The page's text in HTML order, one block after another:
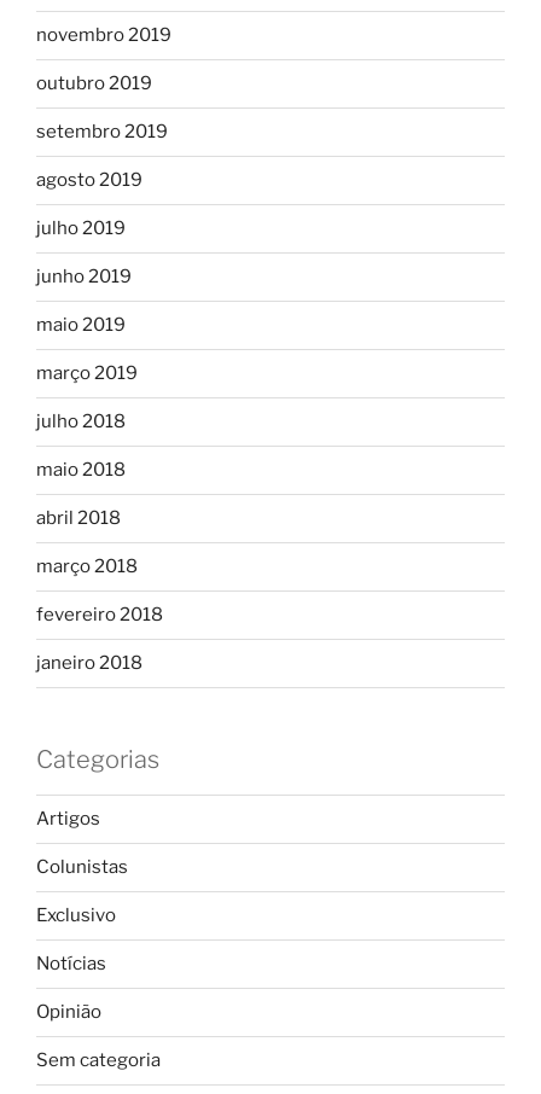
novembro 2019
outubro 2019
setembro 2019
agosto 2019
julho 2019
junho 2019
maio 2019
março 2019
julho 2018
maio 2018
abril 2018
março 2018
fevereiro 2018
janeiro 2018
Categorias
Artigos
Colunistas
Exclusivo
Notícias
Opinião
Sem categoria